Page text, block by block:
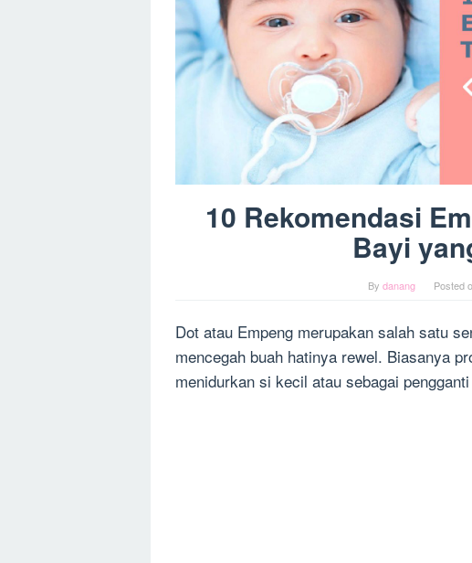
10 Rekomendasi
Bayi
By danang Posted
Dot atau Empeng merupakan salah satu
mencegah buah hatinya rewel. Biasanya
menidurkan si kecil atau sebagai pengganti